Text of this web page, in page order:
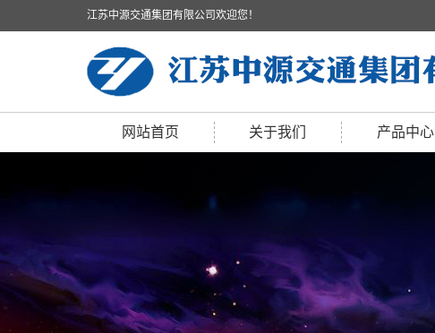
江苏中源交通集团有限公司欢迎您！
网站首页 关于我们 产品中心